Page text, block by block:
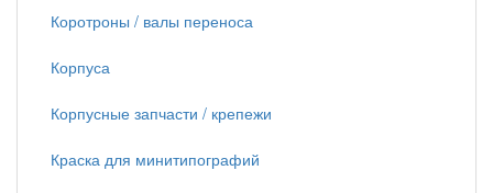
Коротроны / валы переноса
Корпуса
Корпусные запчасти / крепежи
Краска для минитипографий